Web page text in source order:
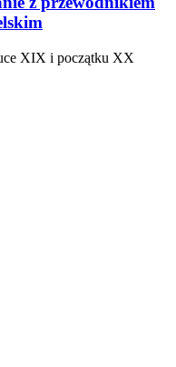
XIX i początku XX